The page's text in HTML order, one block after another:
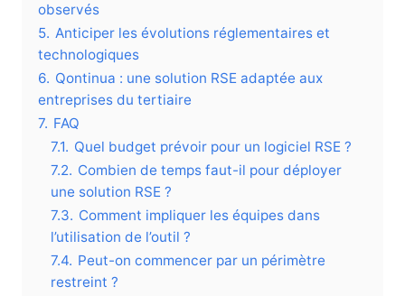
observés
5. Anticiper les évolutions réglementaires et
technologiques
6. Qontinua : une solution RSE adaptée aux
entreprises du tertiaire
7. FAQ
7.1. Quel budget prévoir pour un logiciel RSE ?
7.2. Combien de temps faut-il pour déployer
une solution RSE ?
7.3. Comment impliquer les équipes dans
l’utilisation de l’outil ?
7.4. Peut-on commencer par un périmètre
restreint ?